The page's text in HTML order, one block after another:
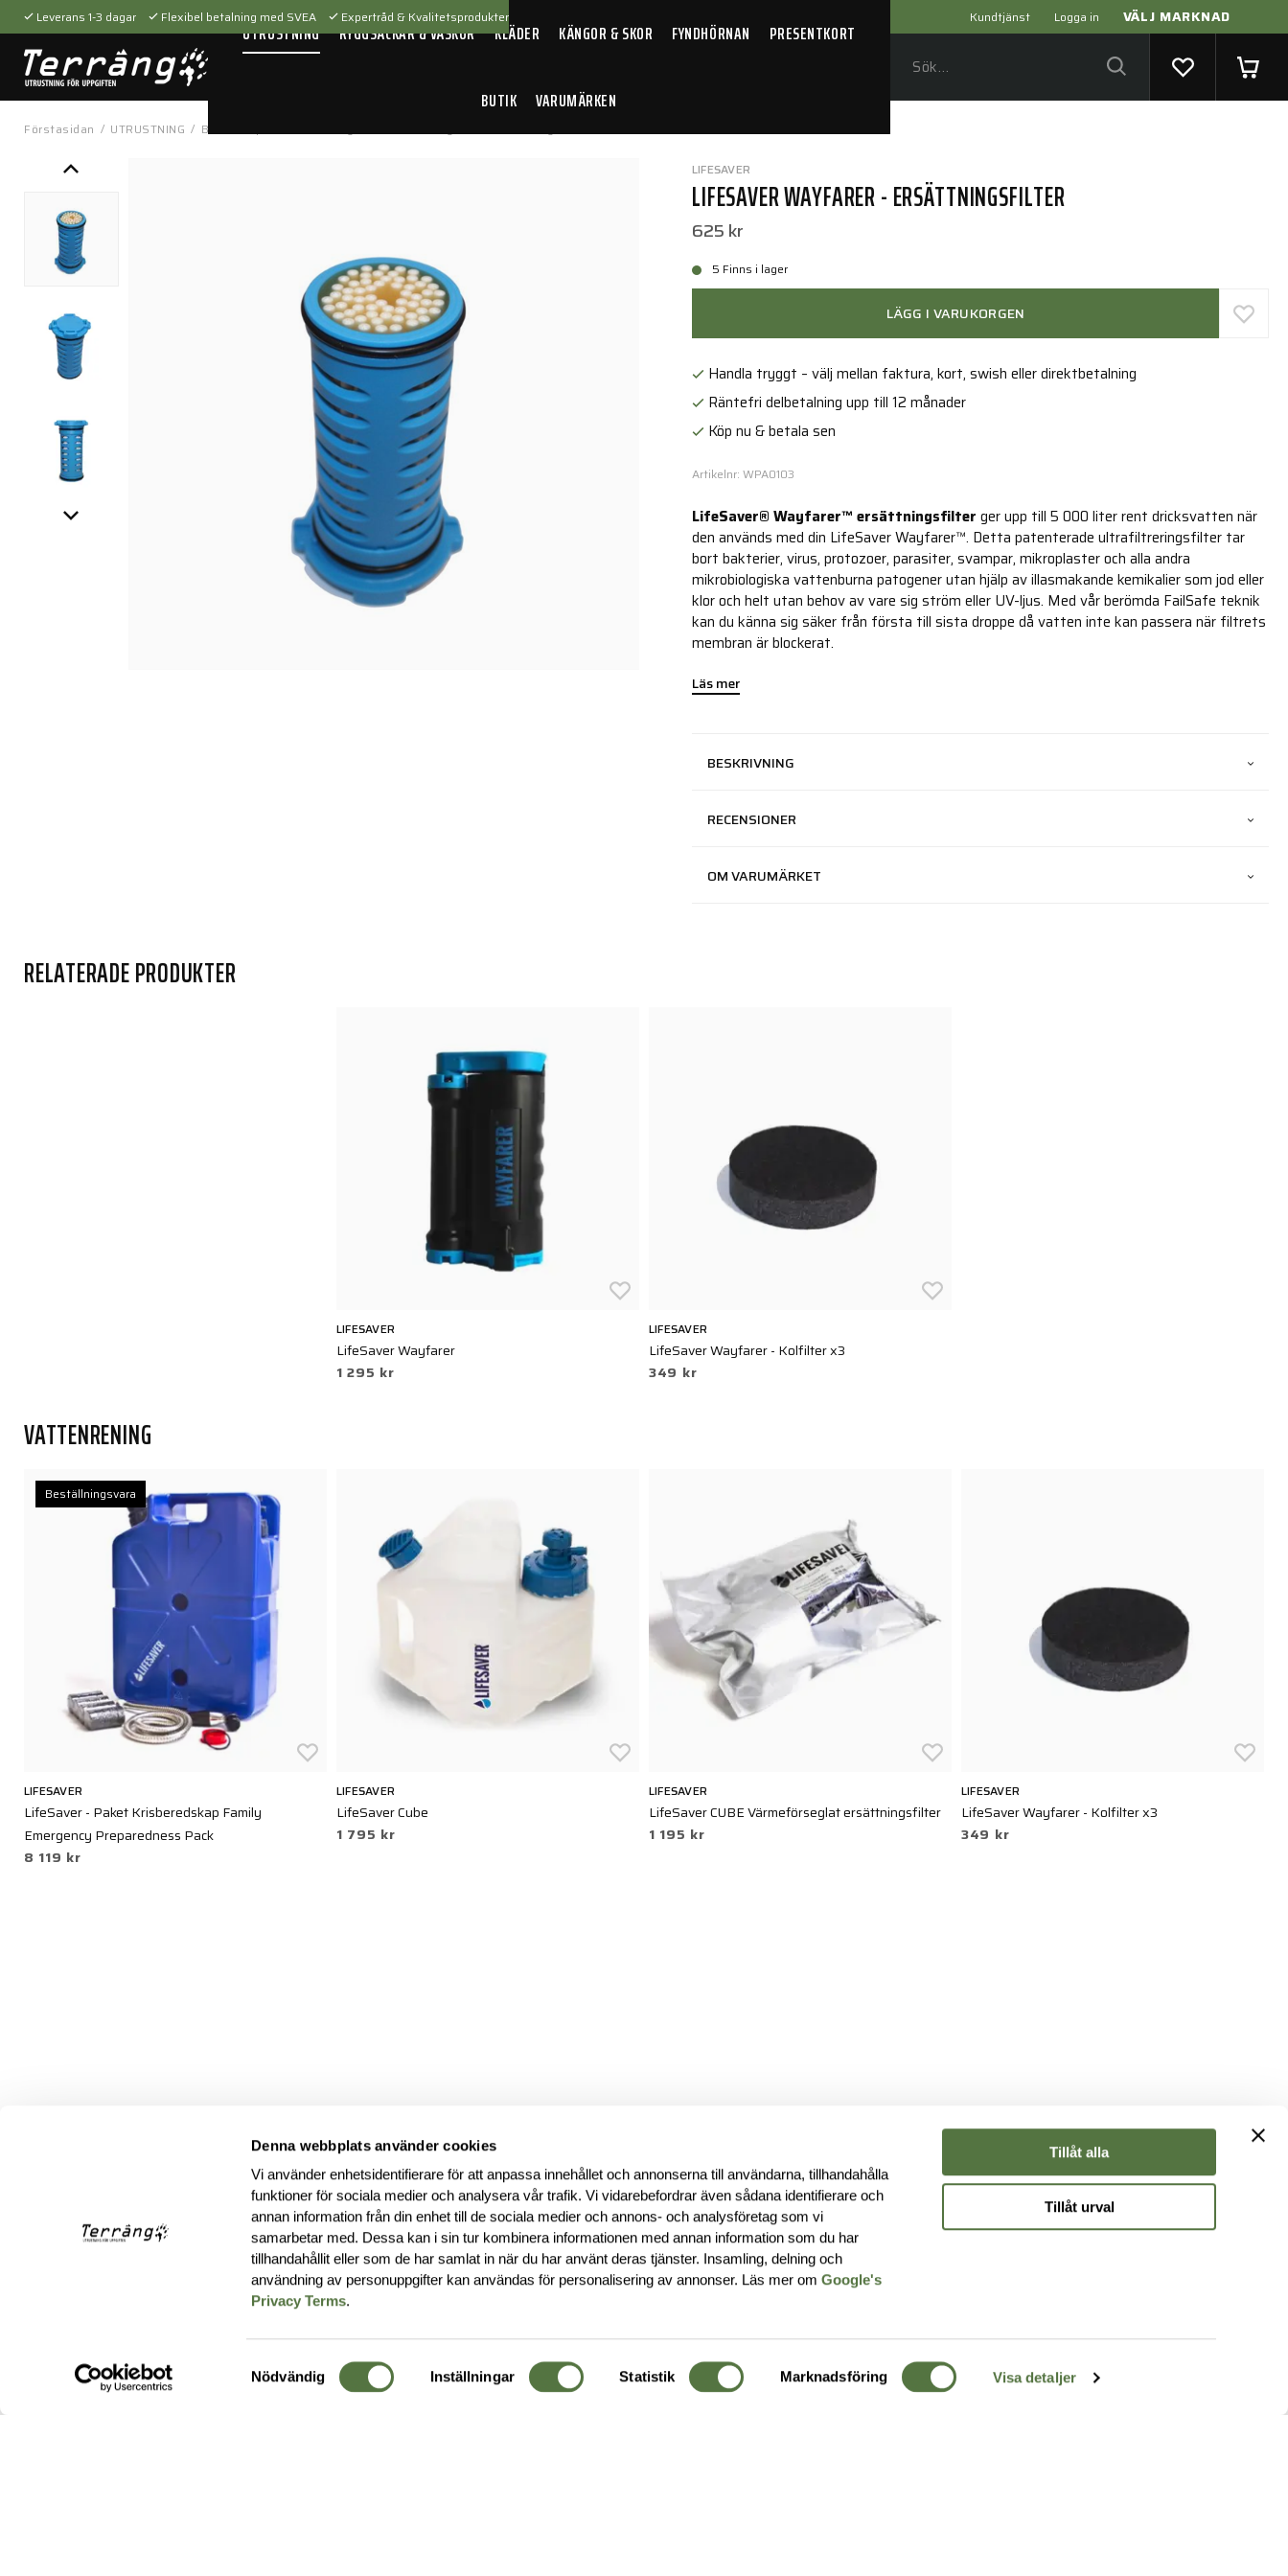
Denna webbplats använder cookies
Vi använder enhetsidentifierare för att anpassa innehållet och annonserna till användarna, tillhandahålla
funktioner för sociala medier och analysera vår trafik. Vi vidarebefordrar även sådana identifierare och
annan information från din enhet till de sociala medier och annons- och analysföretag som vi
samarbetar med. Dessa kan i sin tur kombinera informationen med annan information som du har
tillhandahållit eller som de har samlat in när du har använt deras tjänster. Insamling, delning och
användning av personuppgifter kan användas för personalisering av annonser. Läs mer omGoogle's
Privacy Terms.
Samtyckesval
Nödvändig Inställningar Statistik Marknadsföring Visa detaljer
Tillåt alla
Tillåt urval
Kundtjänst Logga in VÄLJ MARKNAD
Leverans 1-3 dagar Flexibel betalning med SVEA Expertråd & Kvalitetsprodukter
UTRUSTNING RYGGSÄCKAR & VÄSKOR KLÄDER KÄNGOR & SKOR FYNDHÖRNAN PRESENTKORT
BUTIK VARUMÄRKEN
Förstasidan / UTRUSTNING / Beredskap
LIFESAVER
LIFESAVER WAYFARER - ERSÄTTNINGSFILTER
625 kr
5 Finns i lager
LÄGG I VARUKORGEN
Handla tryggt – välj mellan faktura, kort, swish eller direktbetalning
Räntefri delbetalning upp till 12 månader
Köp nu & betala sen
Artikelnr: WPA0103
LifeSaver® Wayfarer™ ersättningsfilter ger upp till 5 000 liter rent dricksvatten när
den används med din LifeSaver Wayfarer™. Detta patenterade ultrafiltreringsfilter tar
bort bakterier, virus, protozoer, parasiter, svampar, mikroplaster och alla andra
mikrobiologiska vattenburna patogener utan hjälp av illasmakande kemikalier som jod eller
klor och helt utan behov av vare sig ström eller UV-ljus. Med vår berömda FailSafe teknik
kan du känna sig säker från första till sista droppe då vatten inte kan passera när filtrets
membran är blockerat.
Läs mer
BESKRIVNING
RECENSIONER
OM VARUMÄRKET
RELATERADE PRODUKTER
LIFESAVER
LifeSaver Wayfarer
1 295 kr
LIFESAVER
LifeSaver Wayfarer - Kolfilter x3
349 kr
VATTENRENING
Beställningsvara
LIFESAVER
LifeSaver - Paket Krisberedskap Family
Emergency Preparedness Pack
8 119 kr
LIFESAVER
LifeSaver Cube
1 795 kr
LIFESAVER
LifeSaver CUBE Värmeförseglat ersättningsfilter
1 195 kr
LIFESAVER
LifeSaver Wayfarer - Kolfilter x3
349 kr